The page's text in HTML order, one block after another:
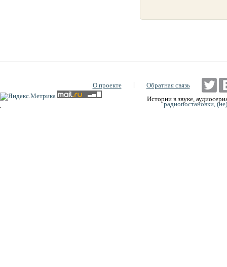
О проекте |
Обратная связь
Истории в звуке,
радиопостановки,